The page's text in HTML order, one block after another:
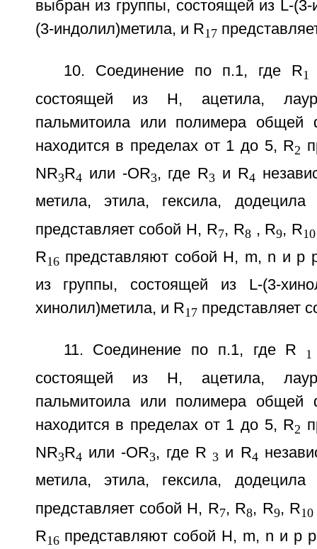
выбран из группы, состоящей из L-
(3-индолил)метила, и R17
10. Соединение по п.1, где R1
состоящей из Н, ацетила,
пальмитоила или полимера
находится в пределах от 1 до 5, R2
NR3R4 или -OR3, где R3 и R4
метила, этила, гексила,
представляет собой Н, R7, R8 , R9, R10
R16 представляют собой H, m, n и p
из группы, состоящей из L-(3-
хинолил)метила, и R17представляет
11. Соединение по п.1, где R 1
состоящей из Н, ацетила,
пальмитоила или полимера
находится в пределах от 1 до 5, R2
NR3R4 или -OR3, где R 3 и R4
метила, этила, гексила,
представляет собой Н, R7, R8, R9, R10
R16 представляют собой H, m, n и p